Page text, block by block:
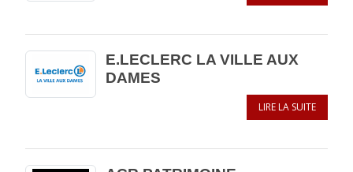
E.LECLERC LA VILLE AUX
DAMES
LIRE LA SUITE